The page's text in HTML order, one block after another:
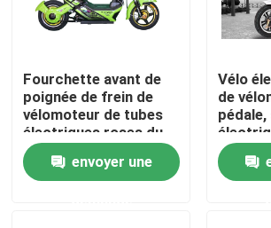
Visite d'usine
Contrôle de qualité
Contactez-nous
Demandez une citation
Fourchette avant de
poignée de frein de
vélomoteur de tubes
électriques roses du
scooter 42
envoyer une
Vélo
de
pour